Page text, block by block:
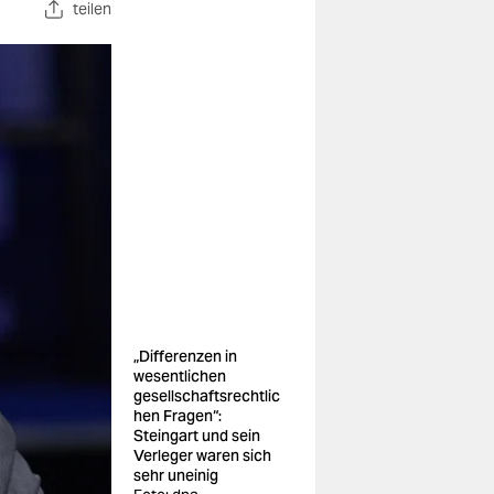
teilen
„Differenzen in
wesentlichen
gesellschaftsrechtlic
hen Fragen“:
Steingart und sein
Verleger waren sich
sehr uneinig